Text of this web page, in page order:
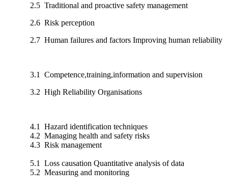
2.5 Traditional and proactive safety management
2.6 Risk perception
2.7 Human failures and factors Improving human reliability
3.1 Competence,training,information and supervision
3.2 High Reliability Organisations
4.1 Hazard identification techniques
4.2 Managing health and safety risks
4.3 Risk management
5.1 Loss causation Quantitative analysis of data
5.2 Measuring and monitoring